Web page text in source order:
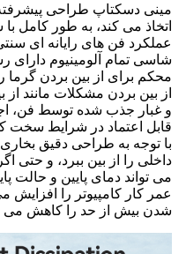
مینی دسکتاپ طراحی
اتخاذ می کند، به طور کامل با
عملکرد فن های رایانه ای
شاسی تمام آلومینیوم دارای
محکم برای از بین بردن
از بین بردن مشکلات مانند
و غبار جذب شده توسط فن،
قابل اعتماد در شرایط سخت
با توجه به طراحی دقیق
داخلی را از بین ببرد، و حتی
می تواند دمای پایین و حالت
عمر کار کامپیوتر را
شدن بیش از حد را کاهش می